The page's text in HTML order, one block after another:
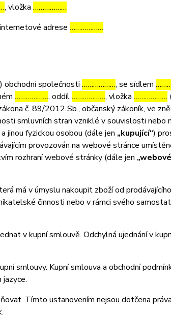
, vložka ………………
adrese ………………
) obchodní společnosti ………………, se sídlem
………………, oddíl………………, vložka ………………
č. 89/2012 Sb., občanský zákoník, ve
smluvních stran vzniklé v souvislosti nebo
jinou fyzickou osobou (dále jen „kupující“)
provozován na webové stránce
rozhraní webové stránky (dále jen
má v úmyslu nakoupit zboží od
činnosti nebo v rámci svého
v kupní smlouvě. Odchylná ujednání v
smlouvy. Kupní smlouva a obchodní
Tímto ustanovením nejsou dotčena